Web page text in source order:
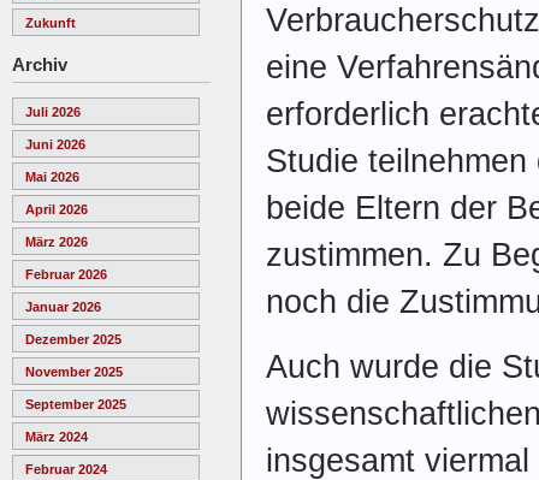
Zukunft
Archiv
Juli 2026
Juni 2026
Mai 2026
April 2026
März 2026
Februar 2026
Januar 2026
Dezember 2025
November 2025
September 2025
März 2024
Februar 2024
eine
erforderlich
Studie
beide Eltern der
zustimmen. Zu
noch die
Auch wurde die
insgesamt